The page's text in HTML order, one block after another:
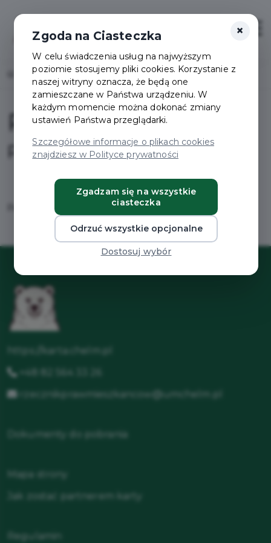
Home Projekty Pakiet Mieszkańca
Pakiet Mieszkańca
Partner wiodący
Partner wiodący
https://karta.chelm.pl
+48 82 564 33 26
rzecznikprawmieszkancow@umchelm.pl
Dokumenty do pobrania
Mapa strony
Jak zostać partnerem karty
Regulamin
×
Zgoda na Ciasteczka
W celu świadczenia usług na najwyższym
poziomie stosujemy pliki cookies. Korzystanie z
naszej witryny oznacza, że będą one
zamieszczane w Państwa urządzeniu. W
każdym momencie można dokonać zmiany
ustawień Państwa przeglądarki.
Szczegółowe informacje o plikach cookies
znajdziesz w Polityce prywatności
Zgadzam się na wszystkie
ciasteczka
Odrzuć wszystkie opcjonalne
Dostosuj wybór